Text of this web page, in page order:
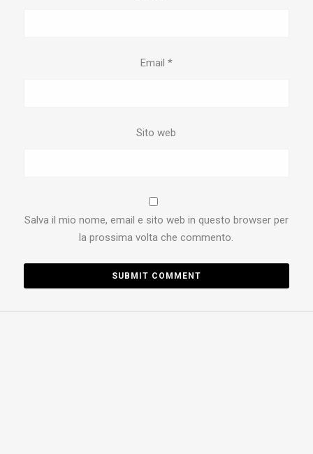
Email *
Sito web
Salva il mio nome, email e sito web in questo browser per
la prossima volta che commento.